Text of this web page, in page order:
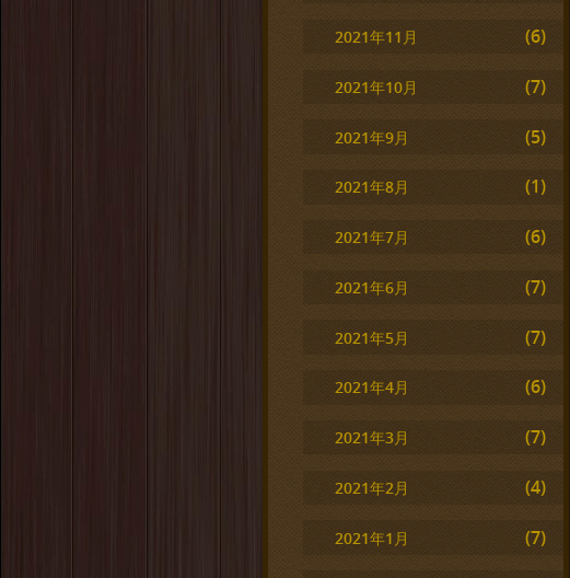
2021年11月 (6)
2021年10月 (7)
2021年9月 (5)
2021年8月 (1)
2021年7月 (6)
2021年6月 (7)
2021年5月 (7)
2021年4月 (6)
2021年3月 (7)
2021年2月 (4)
2021年1月 (7)